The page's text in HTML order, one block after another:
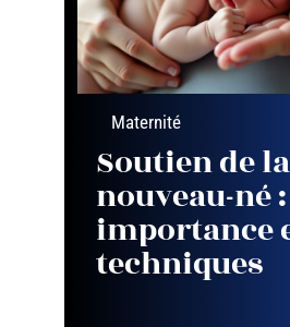
Maternité
Soutien de
nouveau-né :
importance
techniques